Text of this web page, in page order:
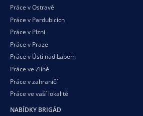
Práce v Ostravě
Práce v Pardubicích
Práce v Plzni
Práce v Praze
Práce v Ústí nad Labem
Práce ve Zlíně
Práce v zahraničí
Práce ve vaší lokalitě
NABÍDKY BRIGÁD